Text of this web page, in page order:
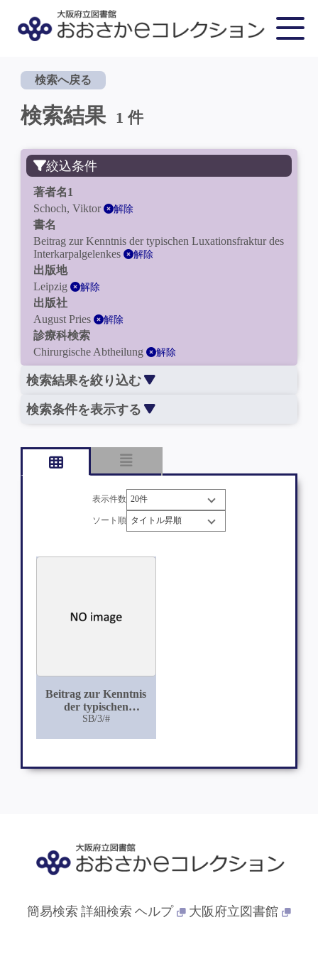
検索へ戻る
検索結果 1 件
絞込条件
著者名1
Schoch, Viktor
解除
書名
Beitrag zur Kenntnis der typischen Luxationsfraktur des
Interkarpalgelenkes
解除
出版地
Leipzig
解除
出版社
August Pries
解除
診療科検索
Chirurgische Abtheilung
解除
検索結果を絞り込む
検索条件を表示する
表示件数
ソート順
Beitrag zur Kenntnis
der typischen
Luxationsfraktur des
SB/3/#
簡易検索 詳細検索 ヘルプ 大阪府立図書館